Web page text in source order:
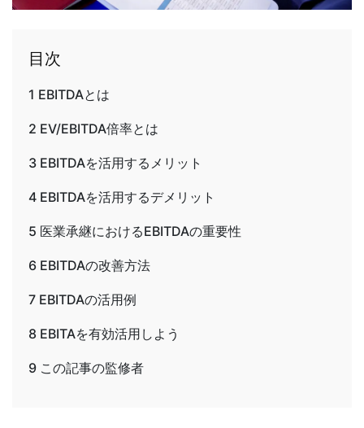
目次
1 EBITDAとは
2 EV/EBITDA倍率とは
3 EBITDAを活用するメリット
4 EBITDAを活用するデメリット
5 医業承継におけるEBITDAの重要性
6 EBITDAの改善方法
7 EBITDAの活用例
8 EBITAを有効活用しよう
9 この記事の監修者